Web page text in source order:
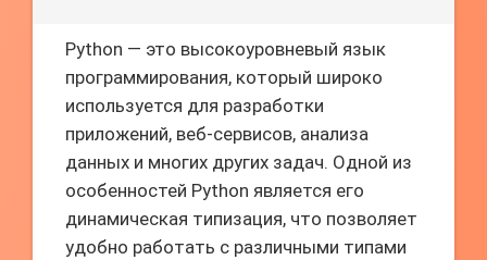
Python — это высокоуровневый язык
программирования, который широко
используется для разработки
приложений, веб-сервисов, анализа
данных и многих других задач. Одной из
особенностей Python является его
динамическая типизация, что позволяет
удобно работать с различными типами